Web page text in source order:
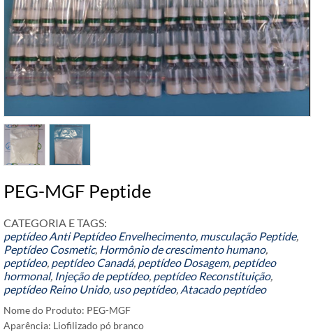
PEG-MGF Peptide
CATEGORIA E TAGS:
peptídeo Anti Peptídeo Envelhecimento, musculação Peptide,
Peptídeo Cosmetic, Hormônio de crescimento humano,
peptídeo, peptídeo Canadá, peptídeo Dosagem, peptídeo
hormonal, Injeção de peptídeo, peptídeo Reconstituição,
peptídeo Reino Unido, uso peptídeo, Atacado peptídeo
Nome do Produto: PEG-MGF
Aparência: Liofilizado pó branco